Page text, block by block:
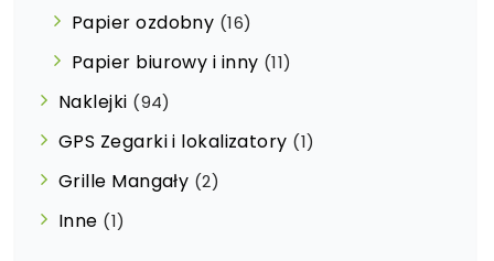
Papier ozdobny (16)
Papier biurowy i inny (11)
Naklejki (94)
GPS Zegarki i lokalizatory (1)
Grille Mangały (2)
Inne (1)